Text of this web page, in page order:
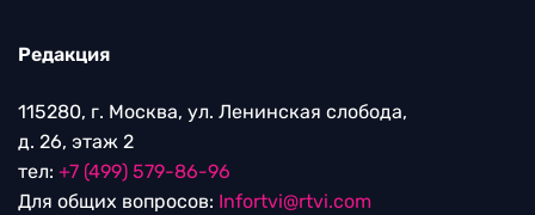
Редакция
115280, г. Москва, ул. Ленинская слобода,
д. 26, этаж 2
тел: +7 (499) 579-86-96
Для общих вопросов: Infortvi@rtvi.com